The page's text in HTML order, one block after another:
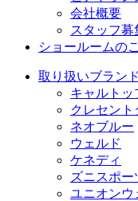
会社概要
スタッフ募
ショールームの
取り扱いブランド
キャルトッ
クレセント
ネオブルー
ウェルド
ケネディ
ズニスポー
ユニオンウ